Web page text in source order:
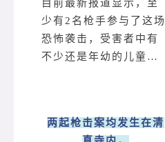
目前最新报道显示，至
少有2名枪手参与了这场
恐怖袭击，受害者中有
不少还是年幼的儿童…
两起枪击案均发生在清